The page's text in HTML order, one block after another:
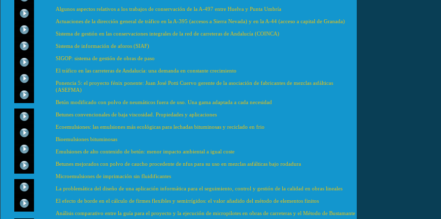
Algunos aspectos relativos a los trabajos de conservación de la A-497 entre Huelva y Punta Umbría
Actuaciones de la dirección general de tráfico en la A-395 (accesos a Sierra Nevada) y en la A-44 (acceso a capital de Granada)
Sistema de gestión en las conservaciones integrales de la red de carreteras de Andalucía (COINCA)
Sistema de información de aforos (SIAF)
SIGOP: sistema de gestión de obras de paso
El tráfico en las carreteras de Andalucía: una demanda en constante crecimiento
Ponencia 5: el proyecto fénix ponente: Juan José Potti Cuervo gerente de la asociación de fabricantes de mezclas asfálticas
(ASEFMA)
Betún modificado con polvo de neumáticos fuera de uso. Una gama adaptada a cada necesidad
Betunes convencionales de baja viscosidad. Propiedades y aplicaciones
Ecoemulsiones: las emulsiones más ecológicas para lechadas bituminosas y reciclado en frio
Bioemulsiones bituminosas
Emulsiones de alto contenido de betún: menor impacto ambiental a igual coste
Betunes mejorados con polvo de caucho procedente de nfus para su uso en mezclas asfálticas bajo rodadura
Microemulsiones de imprimación sin fluidificantes
La problemática del diseño de una aplicación informática para el seguimiento, control y gestión de la calidad en obras lineales
El efecto de borde en el cálculo de firmes flexibles y semirrígidos: el valor añadido del método de elementos finitos
Análisis comparativo entre la guía para el proyecto y la ejecución de micropilotes en obras de carreteras y el Método de Bustamante